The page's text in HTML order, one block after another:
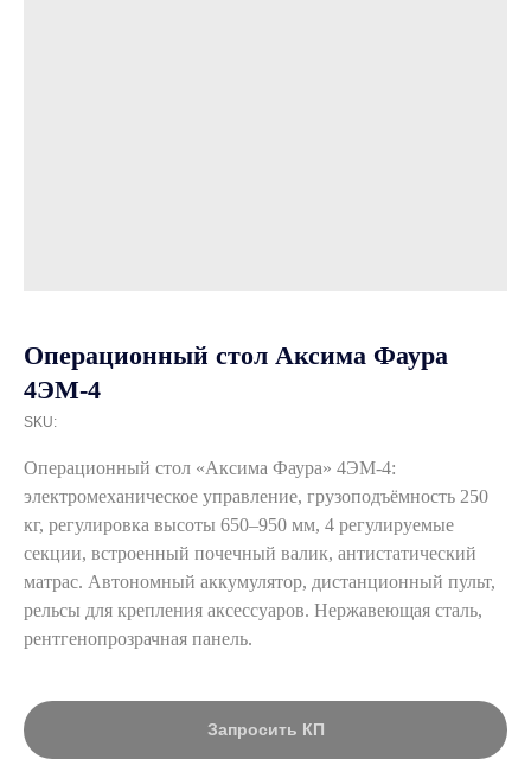
Операционный стол Аксима Фаура
4ЭМ-4
SKU:
Запросить КП
Операционный стол «Аксима Фаура» 4ЭМ‑4:
электромеханическое управление, грузоподъёмность 250
кг, регулировка высоты 650–950 мм, 4 регулируемые
секции, встроенный почечный валик, антистатический
матрас. Автономный аккумулятор, дистанционный пульт,
рельсы для крепления аксессуаров. Нержавеющая сталь,
рентгенопрозрачная панель.